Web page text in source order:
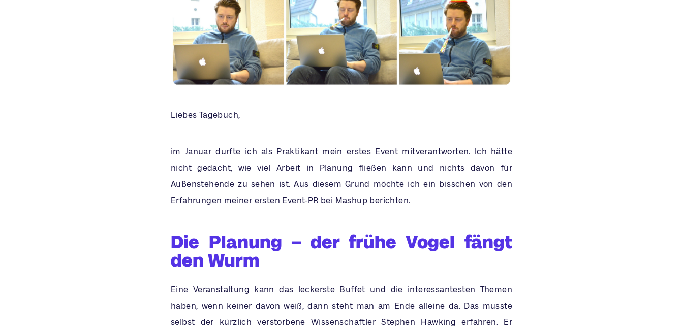
Liebes Tagebuch,
im Januar durfte ich als Praktikant mein erstes Event mitverantworten. Ich hätte
nicht gedacht, wie viel Arbeit in Planung fließen kann und nichts davon für
Außenstehende zu sehen ist. Aus diesem Grund möchte ich ein bisschen von den
Erfahrungen meiner ersten Event-PR bei Mashup berichten.
Die Planung – der frühe Vogel fängt
den Wurm
Eine Veranstaltung kann das leckerste Buffet und die interessantesten Themen
haben, wenn keiner davon weiß, dann steht man am Ende alleine da. Das musste
selbst der kürzlich verstorbene Wissenschaftler Stephen Hawking erfahren. Er